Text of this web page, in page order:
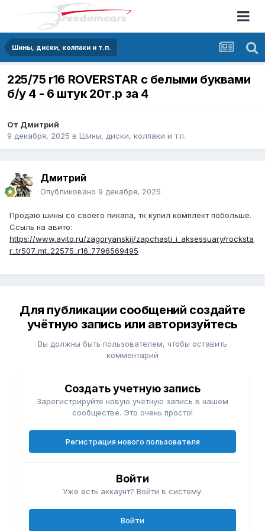
Шины, диски, колпаки и т.п.
225/75 r16 ROVERSTAR с белыми буквами
б/у 4 - 6 штук 20т.р за 4
От Дмитрий
9 декабря, 2025 в Шины, диски, колпаки и т.п.
Дмитрий
Опубликовано 9 декабря, 2025
Продаю шины со своего пикапа, тк купил комплект побольше.
Ссыль на авито:
https://www.avito.ru/zagoryanskij/zapchasti_i_aksessuary/rocksta
r_tr507_mt_22575_r16_7796569495
Для публикации сообщений создайте
учётную запись или авторизуйтесь
Вы должны быть пользователем, чтобы оставить
комментарий
Создать учетную запись
Зарегистрируйте новую учётную запись в нашем
сообществе. Это очень просто!
Регистрация нового пользователя
Войти
Уже есть аккаунт? Войти в систему.
Войти